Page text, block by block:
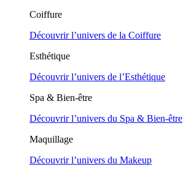
Coiffure
Découvrir l’univers de la Coiffure
Esthétique
Découvrir l’univers de l’Esthétique
Spa & Bien-être
Découvrir l’univers du Spa & Bien-être
Maquillage
Découvrir l’univers du Makeup